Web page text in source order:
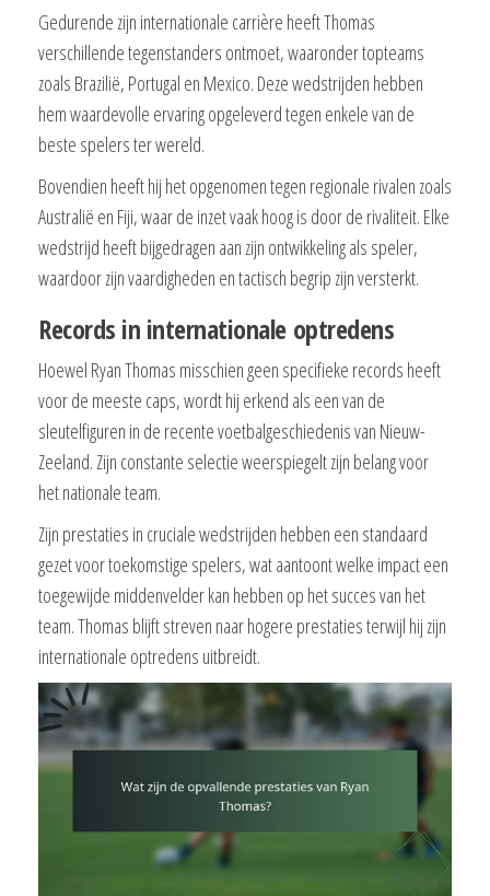
Gedurende zijn internationale carrière heeft Thomas
verschillende tegenstanders ontmoet, waaronder topteams
zoals Brazilië, Portugal en Mexico. Deze wedstrijden hebben
hem waardevolle ervaring opgeleverd tegen enkele van de
beste spelers ter wereld.
Bovendien heeft hij het opgenomen tegen regionale rivalen zoals
Australië en Fiji, waar de inzet vaak hoog is door de rivaliteit. Elke
wedstrijd heeft bijgedragen aan zijn ontwikkeling als speler,
waardoor zijn vaardigheden en tactisch begrip zijn versterkt.
Records in internationale optredens
Hoewel Ryan Thomas misschien geen specifieke records heeft
voor de meeste caps, wordt hij erkend als een van de
sleutelfiguren in de recente voetbalgeschiedenis van Nieuw-
Zeeland. Zijn constante selectie weerspiegelt zijn belang voor
het nationale team.
Zijn prestaties in cruciale wedstrijden hebben een standaard
gezet voor toekomstige spelers, wat aantoont welke impact een
toegewijde middenvelder kan hebben op het succes van het
team. Thomas blijft streven naar hogere prestaties terwijl hij zijn
internationale optredens uitbreidt.